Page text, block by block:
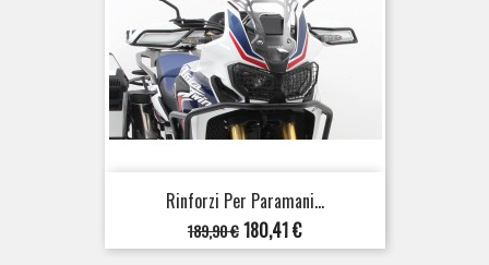
Rinforzi Per Paramani...
Prezzo
base
189,90 €Prezzo
180,41 €